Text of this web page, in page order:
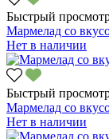
Быстрый
Мармелад со
Нет в наличии
Быстрый
Мармелад со
Нет в наличии